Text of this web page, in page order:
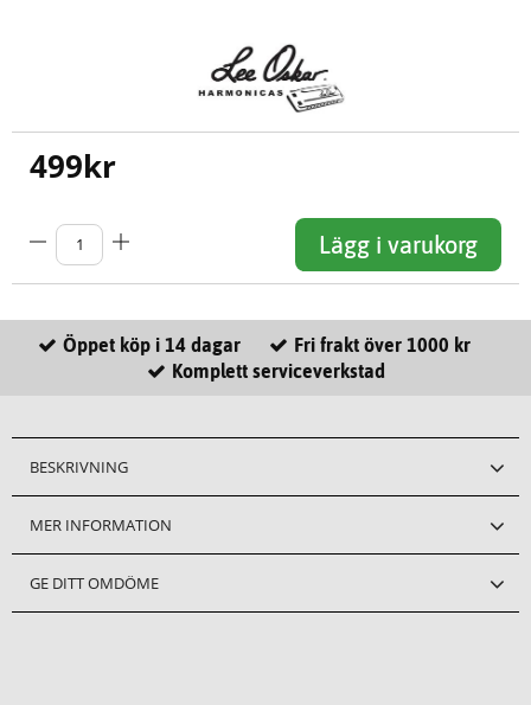
499kr
Lägg i varukorg
Öppet köp i 14 dagar
Fri frakt över 1000 kr
Komplett serviceverkstad
BESKRIVNING
MER INFORMATION
GE DITT OMDÖME